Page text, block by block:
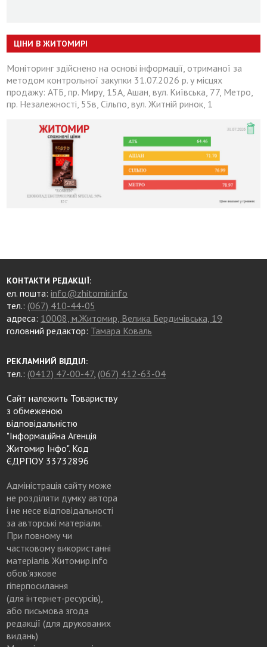
ЦІНИ В ЖИТОМИРІ
Моніторинг здійснено на основі інформації, отриманої за
методом контрольної закупки 31.07.2026 р. у місцях
продажу: АТБ, пр. Миру, 15А, Ашан, вул. Київська, 77, Метро,
пр. Незалежності, 55в, Сільпо, вул. Житній ринок, 1
КОНТАКТИ РЕДАКЦІЇ:
ел. пошта:info@zhitomir.info
тел.: (067) 410-44-05
адреса: 10008, м.Житомир, Велика Бердичівська, 19
головний редактор: Тамара Коваль
РЕКЛАМНИЙ ВІДДІЛ:
тел.: (0412) 47-00-47, (067) 412-63-04
Сайт належить Товариству
з обмеженою
відповідальністю
"Інформаційна Агенція
Житомир Інфо". Код
ЄДРПОУ 33732896
Адміністрація сайту може
не розділяти думку автора
і не несе відповідальності
за авторські матеріали.
При повному чи
частковому використанні
матеріалів Житомир.info
обов’язкове
гіперпосилання
(для інтернет-ресурсів),
або письмова згода
редакції (для друкованих
видань)